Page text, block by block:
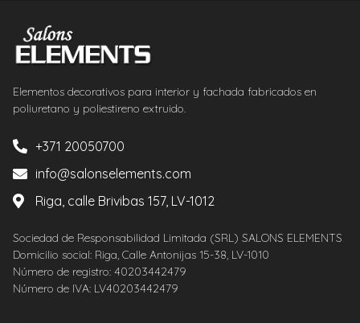
Elementos decorativos para interior y fachada fabricados en
poliuretano y poliestireno extruido.
+371 20050700
info@salonselements.com
Riga, calle Brivibas 157, LV-1012
Sociedad de Responsabilidad Limitada (SRL) SALONS ELEMENTS
Domicilio social: Riga, Calle Antonijas 15-38, LV-1010
Número de registro: 40203442479
Número de IVA: LV40203442479